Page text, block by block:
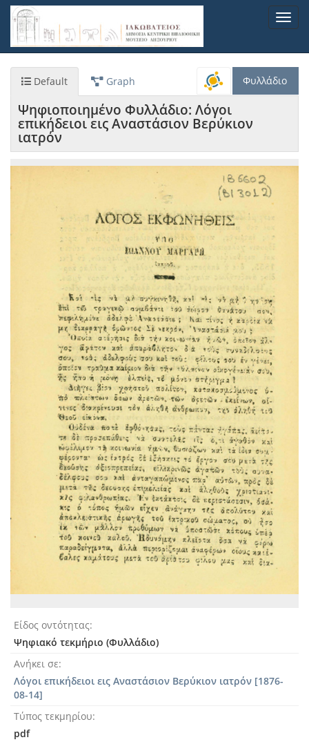
Παράκαμψη
προς
κυρίως
Default Graph Φυλλάδιο
Ψηφιοποιημένο Φυλλάδιο: Λόγοι
επικήδειοι εις Αναστάσιον Βερύκιον
ιατρόν
Είδος οντότητας
Ψηφιακό τεκμήριο (Φυλλάδιο)
Ανήκει σε
Λόγοι επικήδειοι εις Αναστάσιον Βερύκιον ιατρόν [1876-
08-14]
Τύπος τεκμηρίου
pdf